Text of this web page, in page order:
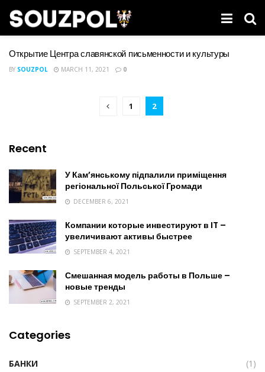
Открытие Центра славянской письменности и культуры
BY SOUZPOL MARCH 11, 2021 0
1 2
Recent
У Кам’янському підпалили приміщення
регіональної Польської Громади
DECEMBER 6, 2021
Компании которые инвестируют в IT –
увеличивают активы быстрее
SEPTEMBER 4, 2021
Смешанная модель работы в Польше –
новые тренды
SEPTEMBER 2, 2021
Categories
БАНКИ
(1)